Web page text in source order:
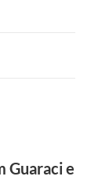
Guaraci e